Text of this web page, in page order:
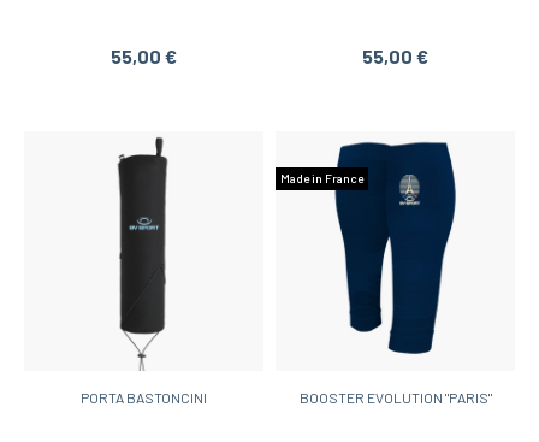
55,00 € 55,00 €
PORTA BASTONCINI
Made in France
BOOSTER EVOLUTION "PARIS"